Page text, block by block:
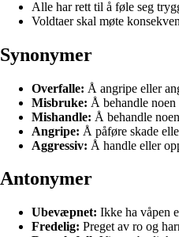
Alle har rett til å føle seg
Voldtaer skal møte
Synonymer
Overfalle: Å angripe eller
Misbruke: Å behandle
Mishandle: Å behandle
Angripe: Å påføre skade
Aggressiv: Å handle eller
Antonymer
Ubevæpnet: Ikke ha våpen
Fredelig: Preget av ro og